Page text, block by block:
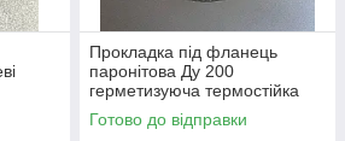
Прокладка під фланець
паронітова Ду 200
герметизуюча термостійка
прокладка ущільнювач для
трубопроводів
Готово до відправки